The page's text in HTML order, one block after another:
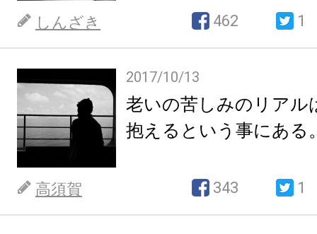
しんざき 462 1
2017/10/13
老いの苦しみのリアル
抱えるという事にある
高須賀 343 1